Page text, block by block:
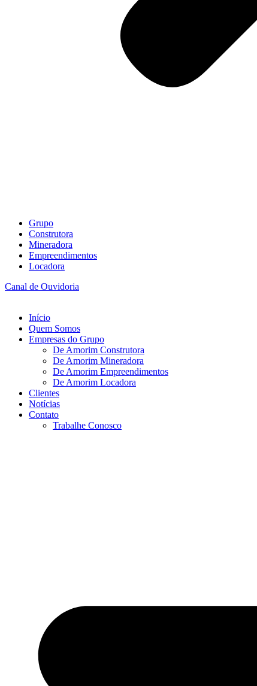
Grupo
Construtora
Mineradora
Empreendimentos
Locadora
Canal de Ouvidoria
Início
Quem Somos
Empresas do Grupo
De Amorim Construtora
De Amorim Mineradora
De Amorim Empreendimentos
De Amorim Locadora
Clientes
Notícias
Contato
Trabalhe Conosco